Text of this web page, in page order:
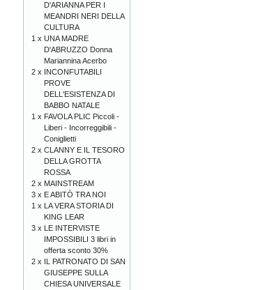
D'ARIANNA PER I
MEANDRI NERI DELLA
CULTURA
1 x UNA MADRE
D'ABRUZZO Donna
Mariannina Acerbo
2 x INCONFUTABILI
PROVE
DELL'ESISTENZA DI
BABBO NATALE
1 x FAVOLA PLIC Piccoli -
Liberi - Incorreggibili -
Coniglietti
2 x CLANNY E IL TESORO
DELLA GROTTA
ROSSA
2 x MAINSTREAM
3 x E ABITÒ TRA NOI
1 x LA VERA STORIA DI
KING LEAR
3 x LE INTERVISTE
IMPOSSIBILI 3 libri in
offerta sconto 30%
2 x IL PATRONATO DI SAN
GIUSEPPE SULLA
CHIESA UNIVERSALE